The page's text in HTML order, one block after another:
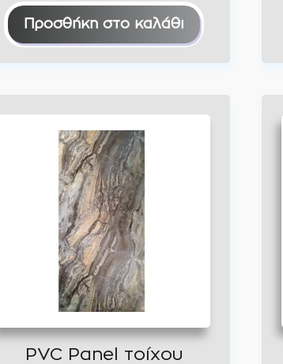
Προσθήκη στο καλάθι
PVC Panel τοίχου